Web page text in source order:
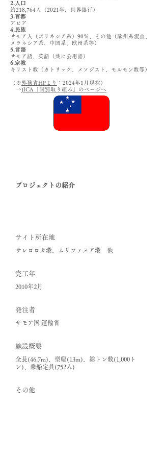
2.人口
約218,764人（2021年、世界銀行）
3.首都
アピア
4.民族
サモア人（ポリネシア系）90％、その他（欧州系混血、
メラネシア系、中国系、欧州系等）
5.言語
サモア語、英語（共に公用語）
6.宗教
キリスト教（カトリック、メソジスト、モルモン教等）
（※ 外務省HPより
：2024年1月現在）
→ JICA「国別取り組み」のページへ
プロジェクトの紹介
サイト所在地
サレロロガ港、ムリファヌア港 他
完工年
2010年2月
発注者
サモア国 運輸省
​施設概要
全長(46.7m)、型幅(13m)、総トン数(1,000ト
ン)、乗船定員(752人)
その他